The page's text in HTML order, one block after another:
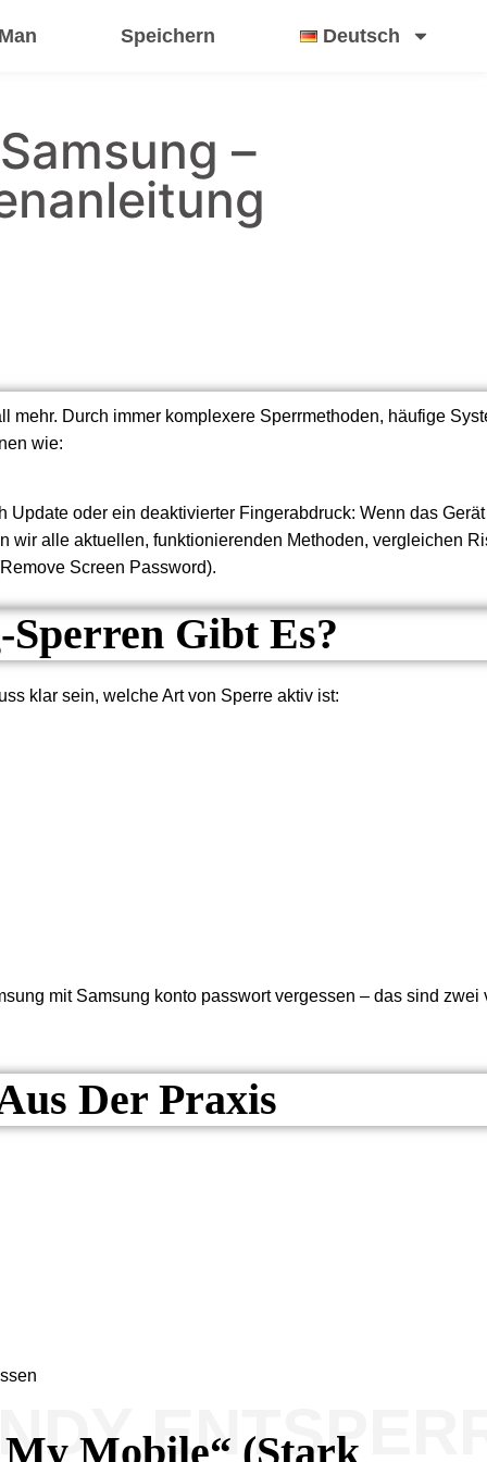
Speichern Deutsch
–
Durch immer komplexere Sperrmethoden, häufige
wie:
oder ein deaktivierter Fingerabdruck: Wenn das
wir alle aktuellen, funktionierenden Methoden, vergleichen
Screen Password).
Sperren Gibt Es?
klar sein, welche Art von Sperre aktiv ist:
mit Samsung konto passwort vergessen – das sind zwei
Der Praxis
My Mobile“ (stark